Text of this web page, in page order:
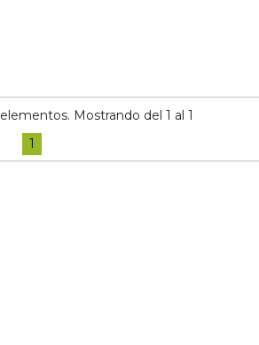
elementos. Mostrando del 1 al 1
1